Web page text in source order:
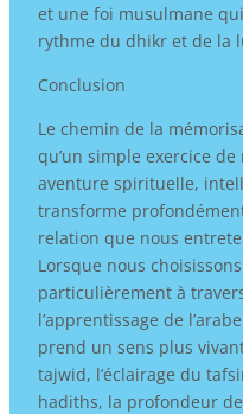
et une foi musulmane
rythme du dhikr et de la
Conclusion
Le chemin de la
qu’un simple exercice de
aventure spirituelle,
transforme
relation que nous
Lorsque nous
particulièrement à
l’apprentissage de
prend un sens plus
tajwid, l’éclairage du
hadiths, la profondeur